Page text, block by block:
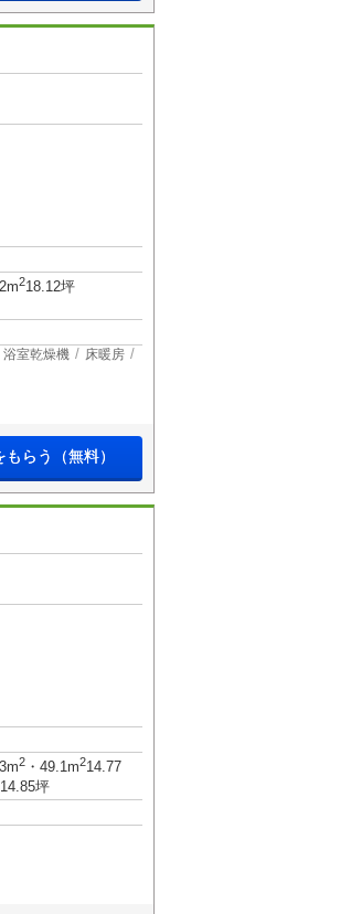
218.12坪
浴室乾燥機 床暖房
もらう（無料）
2 ・49.1m214.77
坪